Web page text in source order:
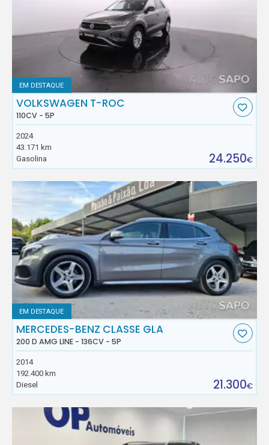
EM DESTAQUE
VOLKSWAGEN T-ROC
110CV - 5P
2024
43.171 km
Gasolina
24.250€
EM DESTAQUE
MERCEDES-BENZ CLASSE GLA
200 D AMG LINE - 136CV - 5P
2014
192.400 km
Diesel
21.300€